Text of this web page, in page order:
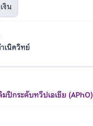
งิน
ำเนิดวิทย์
ปิกระดับทวีปเอเชีย (APhO)